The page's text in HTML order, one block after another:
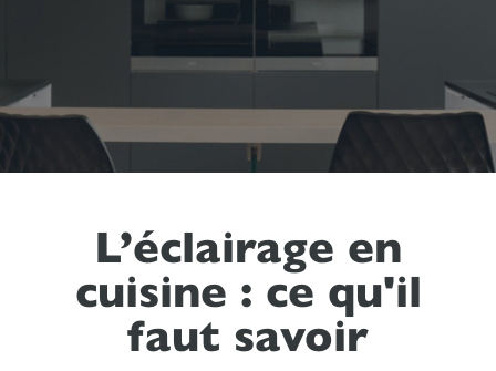
L’éclairage en
cuisine : ce qu'il
faut savoir